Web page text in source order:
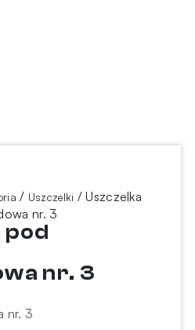
/ Uszczelki / Uszczelka
nr. 3
pod
nr. 3
nr. 3